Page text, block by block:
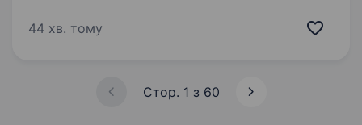
та досвідчена жінка. Умови: 1100 грн/зміна і
44 хв. тому
Стор. 1 з 60